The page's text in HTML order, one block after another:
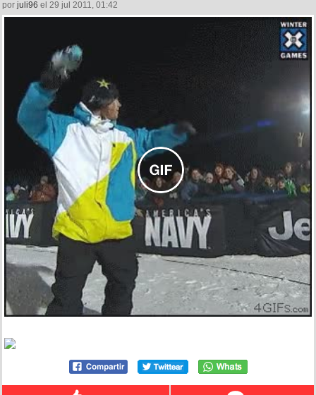
por juli96 el 29 jul 2011, 01:42